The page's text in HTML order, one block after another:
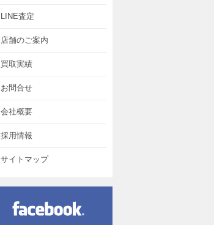
LINE査定
店舗のご案内
買取実績
お問合せ
会社概要
採用情報
サイトマップ